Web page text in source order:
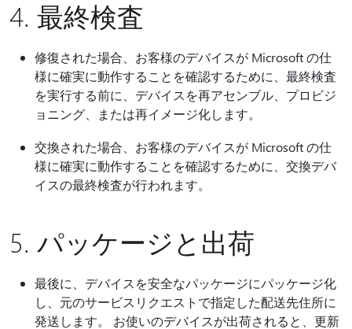
4. 最終検査
修復された場合、お客様のデバイスが Microsoft の仕
様に確実に動作することを確認するために、最終検査
を実行する前に、デバイスを再アセンブル、プロビジ
ョニング、または再イメージ化します。
交換された場合、お客様のデバイスが Microsoft の仕
様に確実に動作することを確認するために、交換デバ
イスの最終検査が行われます。
5. パッケージと出荷
最後に、デバイスを安全なパッケージにパッケージ化
し、元のサービスリクエストで指定した配送先住所に
発送します。 お使いのデバイスが出荷されると、更新